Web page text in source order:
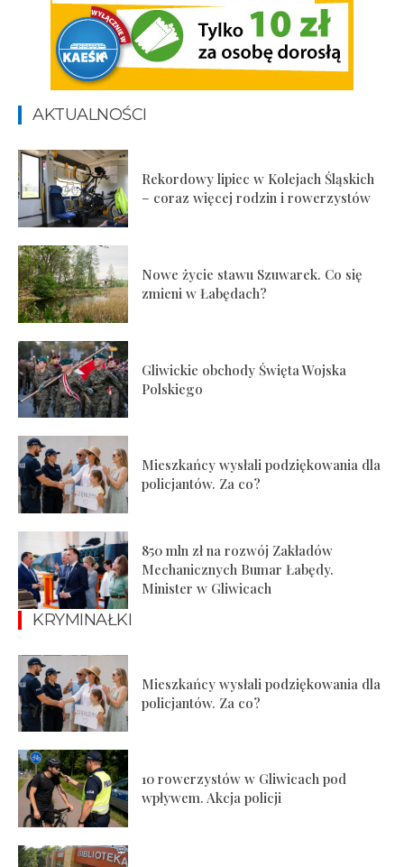
AKTUALNOŚCI
Rekordowy lipiec w Kolejach Śląskich
– coraz więcej rodzin i rowerzystów
Nowe życie stawu Szuwarek. Co się
zmieni w Łabędach?
Gliwickie obchody Święta Wojska
Polskiego
Mieszkańcy wysłali podziękowania dla
policjantów. Za co?
850 mln zł na rozwój Zakładów
Mechanicznych Bumar Łabędy.
Minister w Gliwicach
KRYMINAŁKI
Mieszkańcy wysłali podziękowania dla
policjantów. Za co?
10 rowerzystów w Gliwicach pod
wpływem. Akcja policji